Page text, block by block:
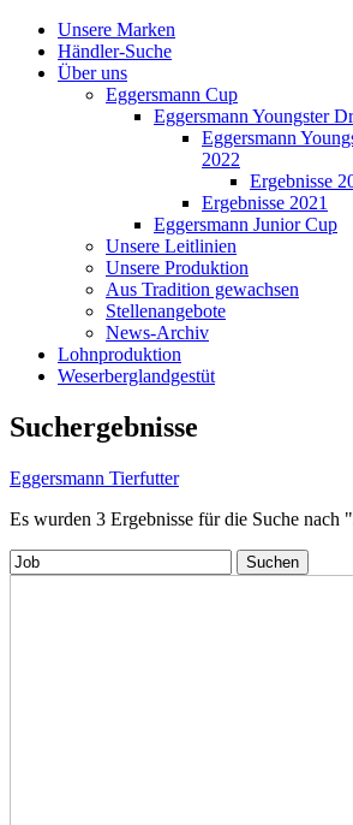
Unsere Marken
Händler-Suche
Über uns
Eggersmann Cup
Eggersmann Youngster
Eggersmann
2022
Ergebnisse
Ergebnisse 2021
Eggersmann Junior Cup
Unsere Leitlinien
Unsere Produktion
Aus Tradition gewachsen
Stellenangebote
News-Archiv
Lohnproduktion
Weserberglandgestüt
Suchergebnisse
Eggersmann Tierfutter
Es wurden 3 Ergebnisse für die Suche nach
Suchen